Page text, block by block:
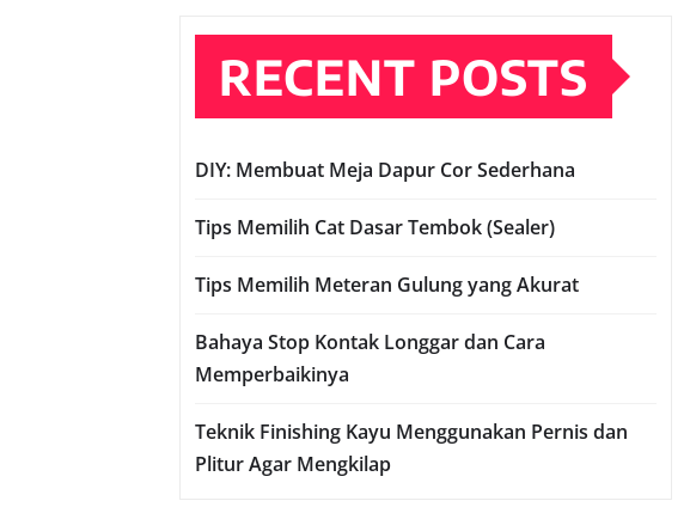
RECENT POSTS
DIY: Membuat Meja Dapur Cor Sederhana
Tips Memilih Cat Dasar Tembok (Sealer)
Tips Memilih Meteran Gulung yang Akurat
Bahaya Stop Kontak Longgar dan Cara
Memperbaikinya
Teknik Finishing Kayu Menggunakan Pernis dan
Plitur Agar Mengkilap